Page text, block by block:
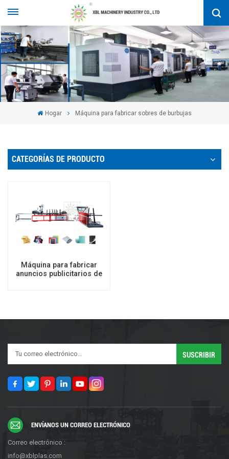
Hogar Máquina para fabricar sobres de burbujas
CATEGORÍAS DE PRODUCTO
Máquina para fabricar
anuncios publicitarios de
ENVÍANOS UN CORREO ELECTRÓNICO
Correo electrónico :
info@xblplas.com